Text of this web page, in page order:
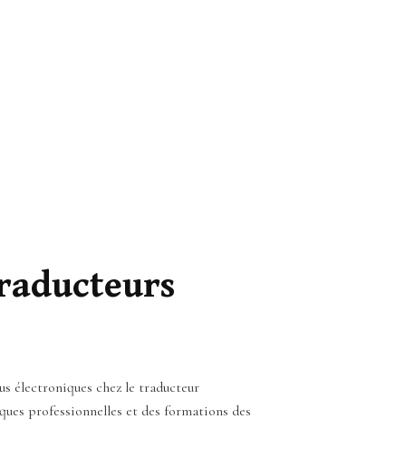
électroniques chez le traducteur
professionnelles et des formations des